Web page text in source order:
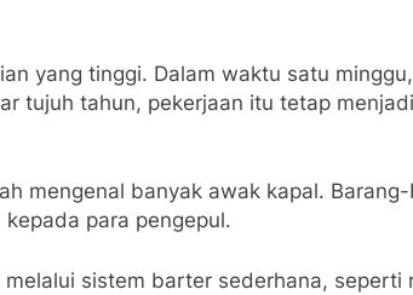
yang tinggi. Dalam waktu satu
tujuh tahun, pekerjaan itu tetap
mengenal banyak awak kapal.
para pengepul.
sistem barter sederhana, seperti